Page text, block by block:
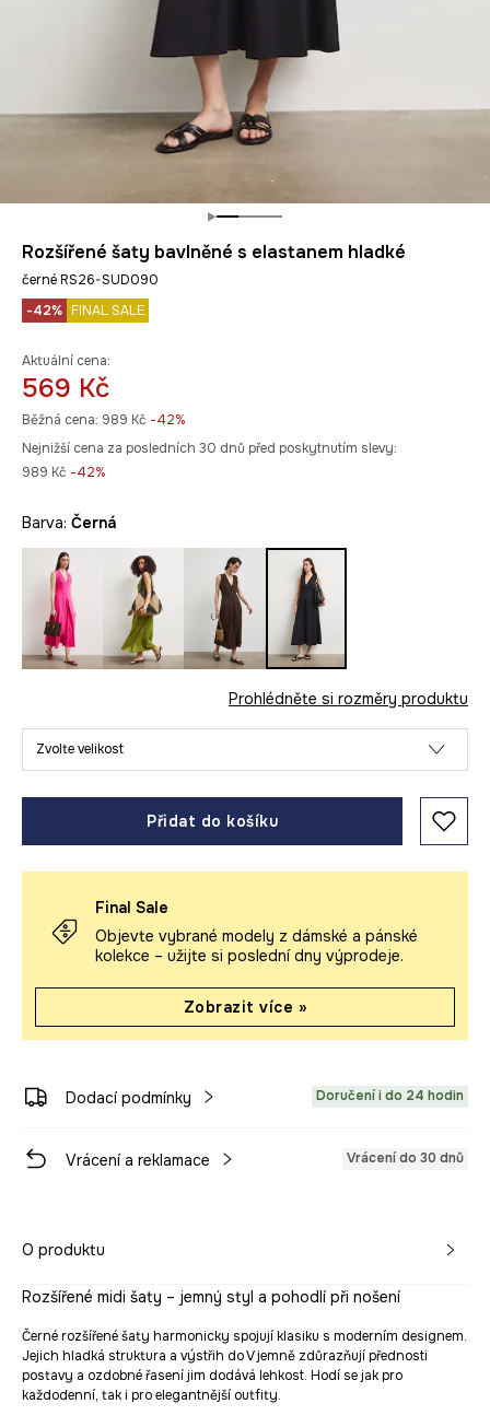
Rozšířené šaty bavlněné s elastanem hladké
černé RS26-SUD090
-42% FINAL SALE
Aktuální cena:
569 Kč
Běžná cena: 989 Kč -42%
Nejnižší cena za posledních 30 dnů před poskytnutím slevy:
989 Kč -42%
Barva: černá
Prohlédněte si rozměry produktu
Zvolte velikost
Přidat do košíku
Final Sale
Objevte vybrané modely z dámské a pánské
kolekce – užijte si poslední dny výprodeje.
Zobrazit více »
Dodací podmínky Doručení i do 24 hodin
Vrácení a reklamace Vrácení do 30 dnů
O produktu
Rozšířené midi šaty – jemný styl a pohodlí při nošení
Černé rozšířené šaty harmonicky spojují klasiku s moderním designem.
Jejich hladká struktura a výstřih do V jemně zdůrazňují přednosti
postavy a ozdobné řasení jim dodává lehkost. Hodí se jak pro
každodenní, tak i pro elegantnější outfity.